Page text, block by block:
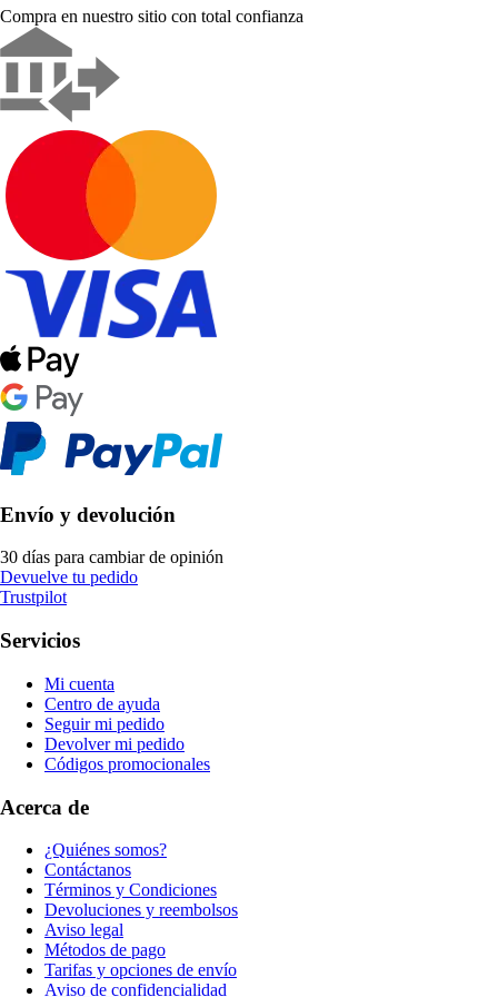
Compra en nuestro sitio con total confianza
Envío y devolución
30 días para cambiar de opinión
Devuelve tu pedido
Trustpilot
Servicios
Mi cuenta
Centro de ayuda
Seguir mi pedido
Devolver mi pedido
Códigos promocionales
Acerca de
¿Quiénes somos?
Contáctanos
Términos y Condiciones
Devoluciones y reembolsos
Aviso legal
Métodos de pago
Tarifas y opciones de envío
Aviso de confidencialidad